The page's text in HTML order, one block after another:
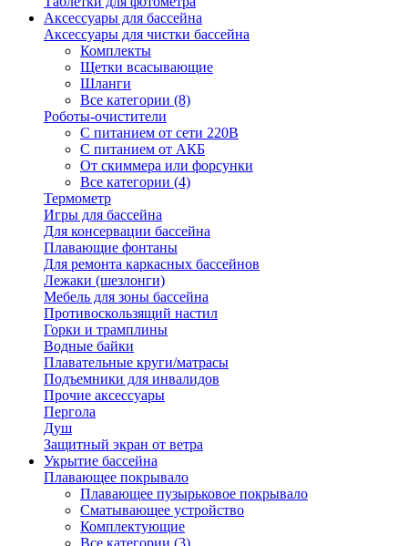
Аксессуары для бассейна
Аксессуары для чистки бассейна
Комплекты
Щетки всасывающие
Шланги
Все категории (8)
Роботы-очистители
С питанием от сети 220В
С питанием от АКБ
От скиммера или форсунки
Все категории (4)
Термометр
Игры для бассейна
Для консервации бассейна
Плавающие фонтаны
Для ремонта каркасных бассейнов
Лежаки (шезлонги)
Мебель для зоны бассейна
Противоскользящий настил
Горки и трамплины
Водные байки
Плавательные круги/матрасы
Подъемники для инвалидов
Прочие аксессуары
Пергола
Душ
Защитный экран от ветра
Укрытие бассейна
Плавающее покрывало
Плавающее пузырьковое покрывало
Сматывающее устройство
Комплектующие
Все категории (3)